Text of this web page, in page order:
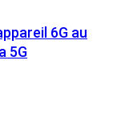
6G au
5G